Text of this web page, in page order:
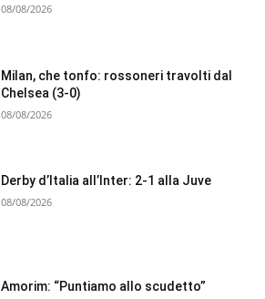
08/08/2026
Milan, che tonfo: rossoneri travolti dal
Chelsea (3-0)
08/08/2026
Derby d’Italia all’Inter: 2-1 alla Juve
08/08/2026
Amorim: “Puntiamo allo scudetto”